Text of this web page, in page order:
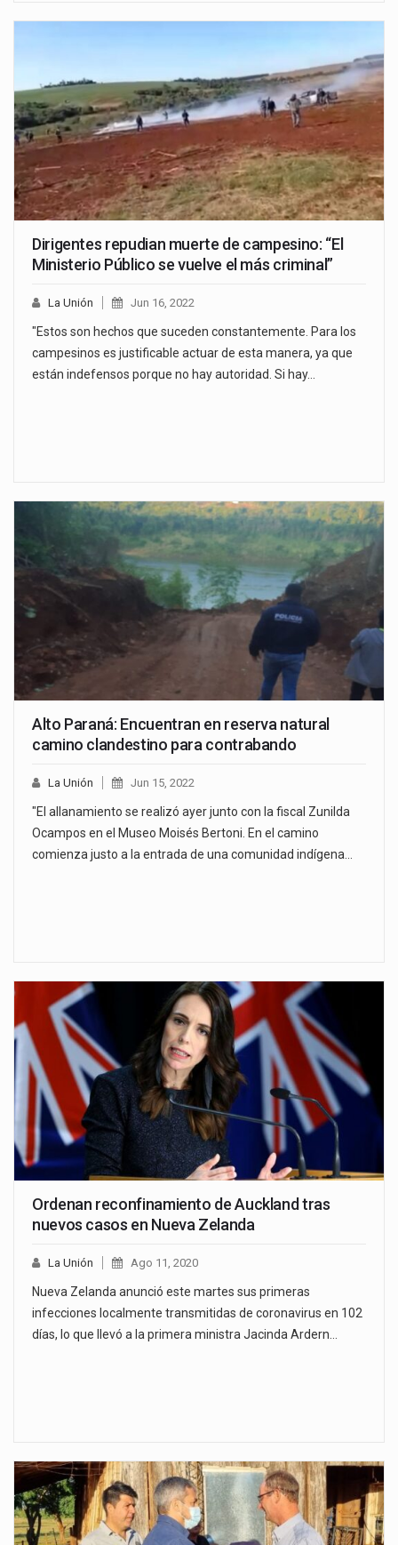
Dirigentes repudian muerte de campesino: “El
Ministerio Público se vuelve el más criminal”
La Unión Jun 16, 2022
"Estos son hechos que suceden constantemente. Para los
campesinos es justificable actuar de esta manera, ya que
están indefensos porque no hay autoridad. Si hay…
Alto Paraná: Encuentran en reserva natural
camino clandestino para contrabando
La Unión Jun 15, 2022
"El allanamiento se realizó ayer junto con la fiscal Zunilda
Ocampos en el Museo Moisés Bertoni. En el camino
comienza justo a la entrada de una comunidad indígena…
Ordenan reconfinamiento de Auckland tras
nuevos casos en Nueva Zelanda
La Unión Ago 11, 2020
Nueva Zelanda anunció este martes sus primeras
infecciones localmente transmitidas de coronavirus en 102
días, lo que llevó a la primera ministra Jacinda Ardern…